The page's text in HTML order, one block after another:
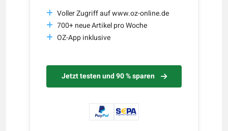
Voller Zugriff auf www.oz-online.de
700+ neue Artikel pro Woche
OZ-App inklusive
Jetzt testen und 90 % sparen